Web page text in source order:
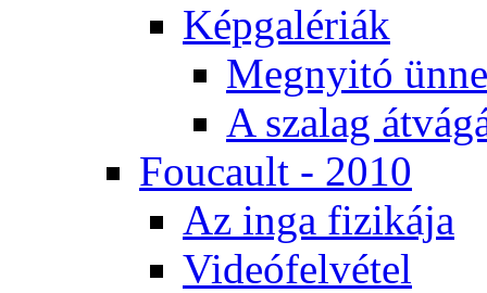
Kép­ga­lé­ri­ák
Meg­nyi­tó
A sza­lag
Fo­u­ca­ult - 2010
Az in­ga fi­zi­ká­ja
Vi­de­ó­fel­vé­tel